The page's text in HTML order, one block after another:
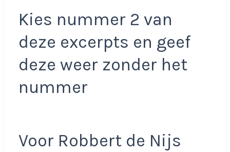
Kies nummer 2 van
deze excerpts en geef
deze weer zonder het
nummer
Voor Robbert de Nijs